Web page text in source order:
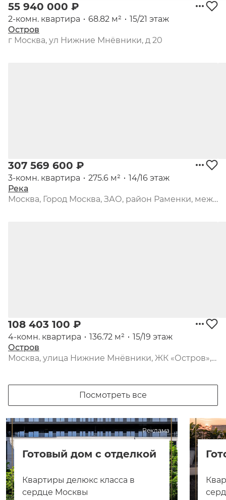
55 940 000 ₽
2-комн. квартира 68.82 м²
15/21 этаж
Остров
г Москва, ул Нижние Мнёвники, д 20
307 569 600 ₽
3-комн. квартира 275.6 м²
14/16 этаж
Река
Москва, Город Москва, ЗАО, район Раменки, между ул. Лобачевского и платформой «Матвеевское», 3-я очередь, квартал 10, к. 3
108 403 100 ₽
4-комн. квартира 136.72 м²
15/19 этаж
Остров
Москва, улица Нижние Мнёвники, ЖК «Остров», 7-й квартал, к3
Посмотреть все
Реклама
Готовый дом с отделкой
Квартиры делюкс класса в
сердце Москвы